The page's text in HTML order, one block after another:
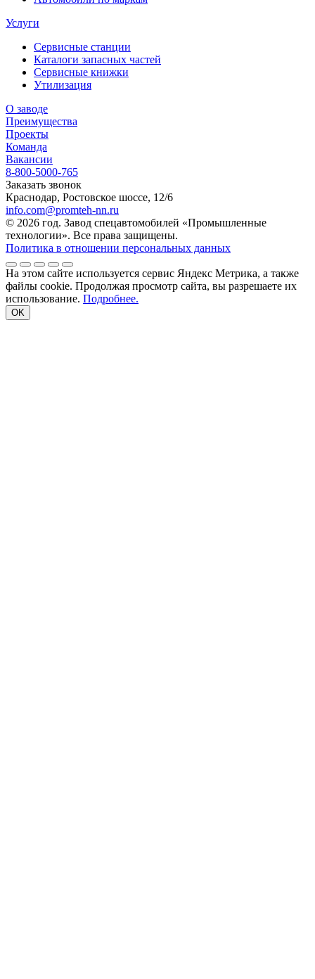
Услуги
Сервисные станции
Каталоги запасных частей
Сервисные книжки
Утилизация
О заводе
Преимущества
Проекты
Команда
Вакансии
8-800-5000-765
Заказать звонок
Краснодар, Ростовское шоссе, 12/6
info.com@promteh-nn.ru
© 2026 год. Завод спецавтомобилей «Промышленные
технологии». Все права защищены.
Политика в отношении персональных данных
На этом сайте используется сервис Яндекс Метрика, а также
файлы cookie. Продолжая просмотр сайта, вы разрешаете их
использование. Подробнее.
OK